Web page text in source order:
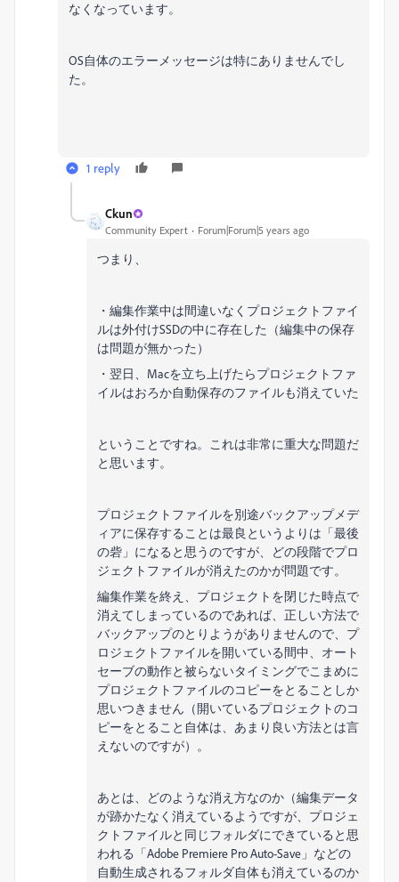
なくなっています。
OS自体のエラーメッセージは特にありませんでし
た。
1 reply
Ckun
Community Expert Forum|Forum|5 years ago
つまり、
・編集作業中は間違いなくプロジェクトファイ
ルは外付けSSDの中に存在した（編集中の保存
は問題が無かった）
・翌日、Macを立ち上げたらプロジェクトファ
イルはおろか自動保存のファイルも消えていた
ということですね。これは非常に重大な問題だ
と思います。
プロジェクトファイルを別途バックアップメデ
ィアに保存することは最良というよりは「最後
の砦」になると思うのですが、どの段階でプロ
ジェクトファイルが消えたのかが問題です。
編集作業を終え、プロジェクトを閉じた時点で
消えてしまっているのであれば、正しい方法で
バックアップのとりようがありませんので、プ
ロジェクトファイルを開いている間中、オート
セーブの動作と被らないタイミングでこまめに
プロジェクトファイルのコピーをとることしか
思いつきません（開いているプロジェクトのコ
ピーをとること自体は、あまり良い方法とは言
えないのですが）。
あとは、どのような消え方なのか（編集データ
が跡かたなく消えているようですが、プロジェ
クトファイルと同じフォルダにできていると思
われる「Adobe Premiere Pro Auto-Save」などの
自動生成されるフォルダ自体も消えているのか